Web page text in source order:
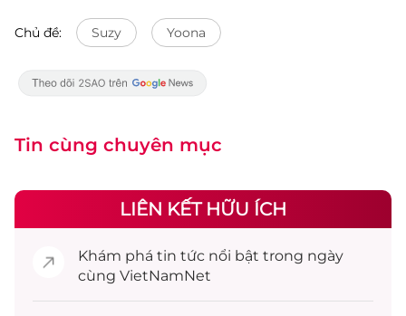
Chủ đề: Suzy Yoona
Tin cùng chuyên mục
LIÊN KẾT HỮU ÍCH
Khám phá tin tức nổi bật trong ngày
cùng VietNamNet